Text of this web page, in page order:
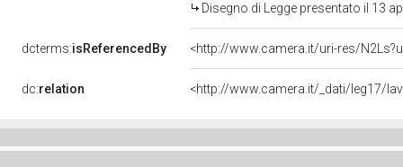
Disegno di Legge presentato il 13
dcterms:isReferencedBy <http://www.camera.it/uri-res/
dc:relation <http://www.camera.it/_dati/leg17/